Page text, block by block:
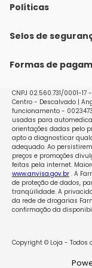
parenteral:
com agulha
medicamento
Sódio JP Farma
Parenteral
de criteriosa
compatibilidade
medicamentosa
componentes. a
acordo com as
de cada
respeitando
do tratamento.
conhecimento
injeção q.s.p 1
154 mEq/L
Quem Somos
Nossas lojas
Políticas
Política de Envio
Políticas de Trocas
Selos de
Formas de
CNPJ 02.560.731/0001-
Centro - Descalvado |
funcionamento -
usadas para
orientações dadas pelo
apto a diagnosticar
adequado. Ao
preços e promoções
feitas pela internet.
www.anvisa.gov.br. A
de proteção de dados,
tranqüilidade. A
da rede de drogarias
confirmação da
Copyright © Loja - Todos